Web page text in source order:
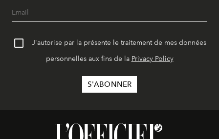
J'autorise par la présente le traitement de mes données
personnelles aux fins de la Privacy Policy